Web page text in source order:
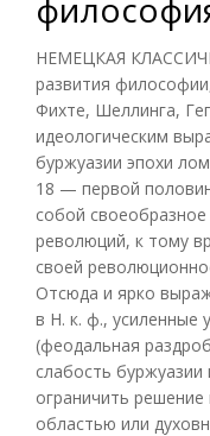
НЕМЕЦКАЯ
развития
Фихте, Шеллинга,
идеологическим
буржуазии эпохи
18 — первой
собой
революций, к тому
своей
Отсюда и ярко
в Н. к. ф., усиленные
(феодальная
слабость
ограничить
областью или